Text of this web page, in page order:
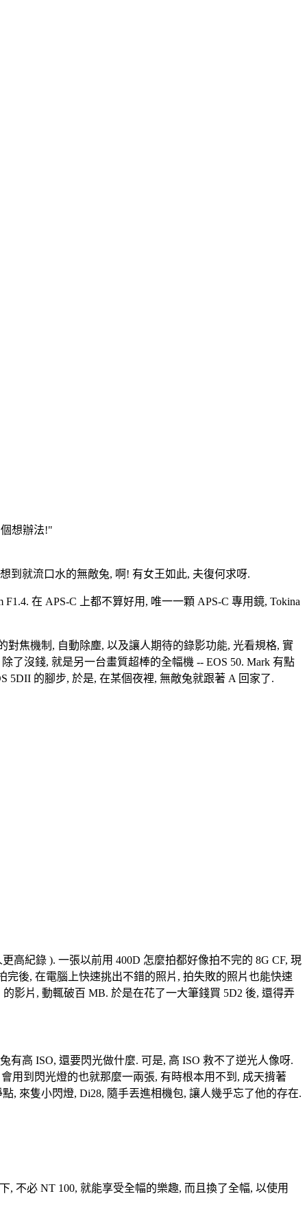
想辦法!"
到就流口水的無敵兔, 啊! 有女王如此, 夫復何求呀.
在 APS-C 上都不算好用, 唯一一顆 APS-C 專用鏡, Tokina
對焦機制, 自動除塵, 以及讓人期待的錄影功能, 光看規格, 實
了沒錢, 就是另一台畫質超棒的全幅機 -- EOS 50. Mark 有點
5DII 的腳步, 於是, 在某個夜裡, 無敵兔就跟著 A 回家了.
高紀錄 ). 一張以前用 400D 怎麼拍都好像拍不完的 8G CF, 現
完後, 在電腦上快速挑出不錯的照片, 拍失敗的照片也能快速
影片, 動輒破百 MB. 於是在花了一大筆錢買 5D2 後, 還得弄
高 ISO, 還要閃光做什麼. 可是, 高 ISO 救不了逆光人像呀.
用到閃光燈的也就那麼一兩張, 有時根本用不到, 成天揹著
, 來隻小閃燈, Di28, 隨手丟進相機包, 讓人幾乎忘了他的存在.
, 不必 NT 100, 就能享受全幅的樂趣, 而且換了全幅, 以使用